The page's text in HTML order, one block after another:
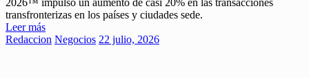
2026™ impulsó un aumento de casi 20% en las transacciones
transfronterizas en los países y ciudades sede.
Leer más
Redaccion Negocios 22 julio, 2026